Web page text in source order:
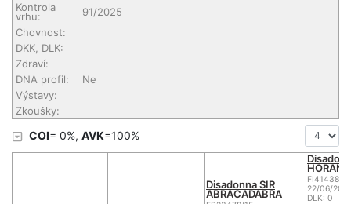
Kontrola
vrhu:
91/2025
Chovnost:
DKK, DLK:
Zdraví:
DNA profil:
Ne
Výstavy:
Zkoušky:
COI= 0%, AVK=100%
Disadonna SIR
ABRACADABRA
HORANT
FI41438/12
22/06/
DLK: 0